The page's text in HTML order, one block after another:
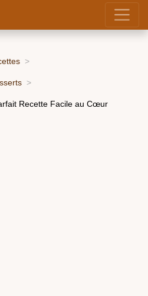
Recette Facile au Cœur